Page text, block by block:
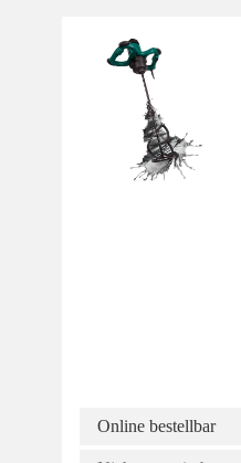
Online bestellbar